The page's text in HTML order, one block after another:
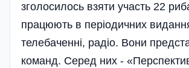
зголосилось взяти участь 22
працюють в періодичних
телебаченні, радіо. Вони
команд. Серед них -